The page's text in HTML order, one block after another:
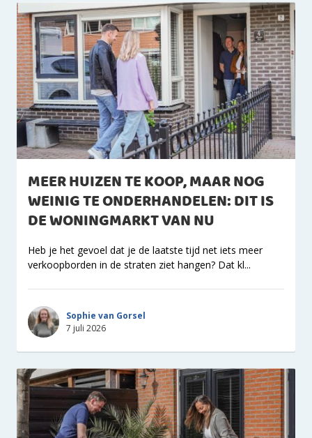
MEER HUIZEN TE KOOP, MAAR NOG
WEINIG TE ONDERHANDELEN: DIT IS
DE WONINGMARKT VAN NU
Heb je het gevoel dat je de laatste tijd net iets meer
verkoopborden in de straten ziet hangen? Dat kl...
Sophie van Gorsel
7 juli 2026